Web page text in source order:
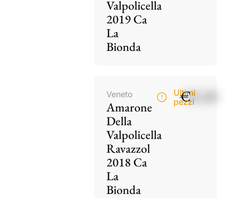
Valpolicella
2019 Ca
La
Bionda
Veneto
Amarone
Della
Valpolicella
Ravazzol
2018 Ca
La
Bionda
Ultimi
pezzi
€85,00